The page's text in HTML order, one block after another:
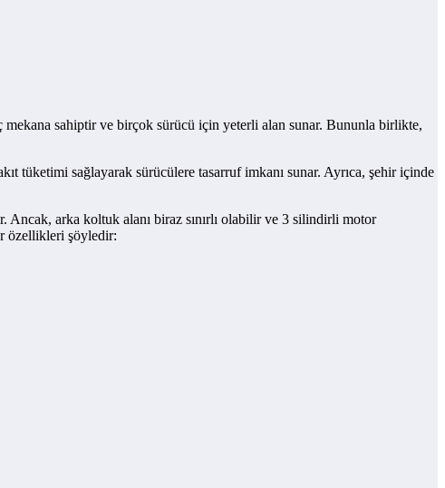
sahiptir ve birçok sürücü için yeterli alan sunar. Bununla birlikte,
tüketimi sağlayarak sürücülere tasarruf imkanı sunar. Ayrıca, şehir içinde
arka koltuk alanı biraz sınırlı olabilir ve 3 silindirli motor
özellikleri şöyledir: